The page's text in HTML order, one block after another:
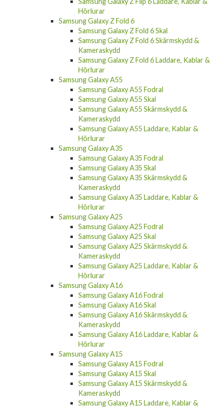
Samsung Galaxy Z Flip 6
Samsung Galaxy Z Flip 6 Skal
Samsung Galaxy Z Flip 6 Skärmskydd &
Kameraskydd
Samsung Galaxy Z Flip 6 Laddare, Kablar &
Hörlurar
Samsung Galaxy Z Fold 6
Samsung Galaxy Z Fold 6 Skal
Samsung Galaxy Z Fold 6 Skärmskydd &
Kameraskydd
Samsung Galaxy Z Fold 6 Laddare, Kablar &
Hörlurar
Samsung Galaxy A55
Samsung Galaxy A55 Fodral
Samsung Galaxy A55 Skal
Samsung Galaxy A55 Skärmskydd &
Kameraskydd
Samsung Galaxy A55 Laddare, Kablar &
Hörlurar
Samsung Galaxy A35
Samsung Galaxy A35 Fodral
Samsung Galaxy A35 Skal
Samsung Galaxy A35 Skärmskydd &
Kameraskydd
Samsung Galaxy A35 Laddare, Kablar &
Hörlurar
Samsung Galaxy A25
Samsung Galaxy A25 Fodral
Samsung Galaxy A25 Skal
Samsung Galaxy A25 Skärmskydd &
Kameraskydd
Samsung Galaxy A25 Laddare, Kablar &
Hörlurar
Samsung Galaxy A16
Samsung Galaxy A16 Fodral
Samsung Galaxy A16 Skal
Samsung Galaxy A16 Skärmskydd &
Kameraskydd
Samsung Galaxy A16 Laddare, Kablar &
Hörlurar
Samsung Galaxy A15